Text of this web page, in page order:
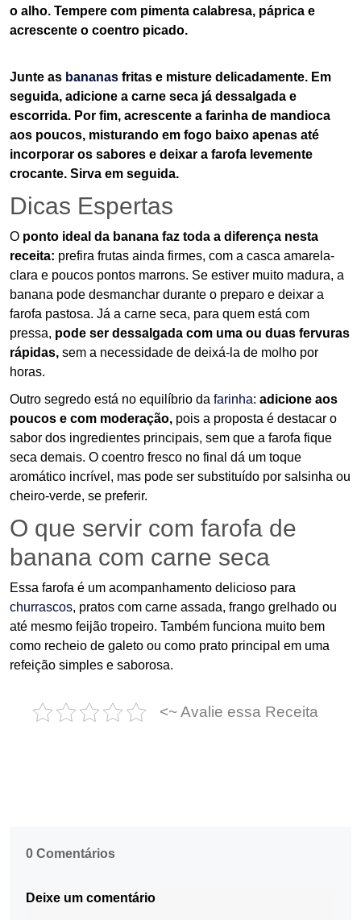
o alho. Tempere com pimenta calabresa, páprica e
acrescente o coentro picado.
Junte as bananas fritas e misture delicadamente. Em
seguida, adicione a carne seca já dessalgada e
escorrida. Por fim, acrescente a farinha de mandioca
aos poucos, misturando em fogo baixo apenas até
incorporar os sabores e deixar a farofa levemente
crocante. Sirva em seguida.
Dicas Espertas
O ponto ideal da banana faz toda a diferença nesta
receita: prefira frutas ainda firmes, com a casca amarela-
clara e poucos pontos marrons. Se estiver muito madura, a
banana pode desmanchar durante o preparo e deixar a
farofa pastosa. Já a carne seca, para quem está com
pressa, pode ser dessalgada com uma ou duas fervuras
rápidas, sem a necessidade de deixá-la de molho por
horas.
Outro segredo está no equilíbrio da farinha: adicione aos
poucos e com moderação, pois a proposta é destacar o
sabor dos ingredientes principais, sem que a farofa fique
seca demais. O coentro fresco no final dá um toque
aromático incrível, mas pode ser substituído por salsinha ou
cheiro-verde, se preferir.
O que servir com farofa de
banana com carne seca
Essa farofa é um acompanhamento delicioso para
churrascos, pratos com carne assada, frango grelhado ou
até mesmo feijão tropeiro. Também funciona muito bem
como recheio de galeto ou como prato principal em uma
refeição simples e saborosa.
<~ Avalie essa Receita
0 Comentários
Deixe um comentário